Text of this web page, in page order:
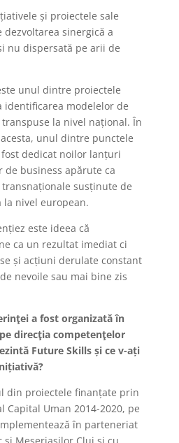
și proiectele sale
dezvoltarea sinergică a
nu dispersată pe arii de
unul dintre proiectele
identificarea modelelor de
la nivel național. În
unul dintre punctele
dedicat noilor lanțuri
de business apărute ca
susținute de
la nivel european.
este ideea că
ca un rezultat imediat ci
și acțiuni derulate constant
nevoile sau mai bine zis
a fost organizată în
direcţia competenţelor
Future Skills și ce v-ați
din proiectele finanțate prin
Capital Uman 2014-2020, pe
în parteneriat